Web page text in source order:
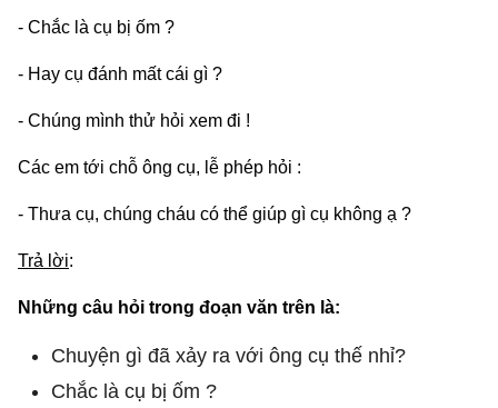
- Chắc là cụ bị ốm ?
- Hay cụ đánh mất cái gì ?
- Chúng mình thử hỏi xem đi !
Các em tới chỗ ông cụ, lễ phép hỏi :
- Thưa cụ, chúng cháu có thể giúp gì cụ không ạ ?
Trả lời:
Những câu hỏi trong đoạn văn trên là:
Chuyện gì đã xảy ra với ông cụ thế nhỉ?
Chắc là cụ bị ốm ?